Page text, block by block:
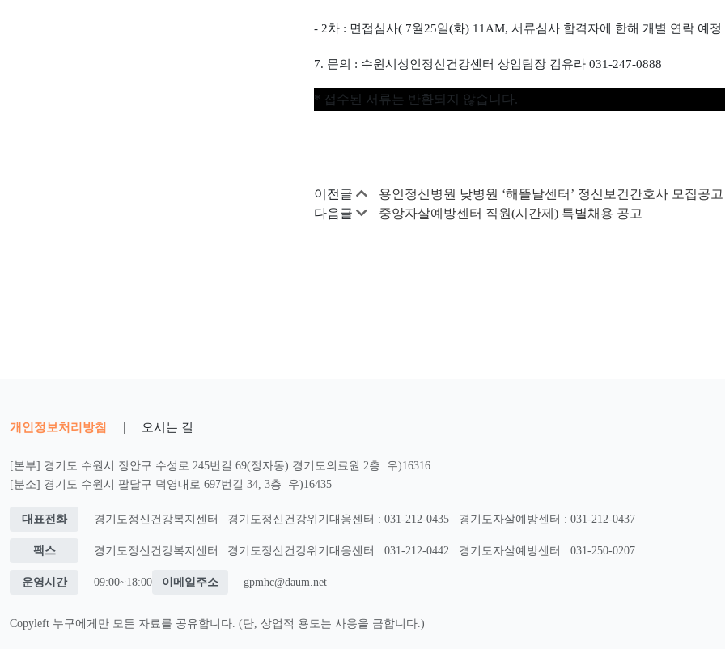
- 2차 : 면접심사( 7월25일(화) 11AM, 서류심사 합격자에 한해 개별 연락 예정
7. 문의 : 수원시성인정신건강센터 상임팀장 김유라 031-247-0888
* 접수된 서류는 반환되지 않습니다.
이전글
용인정신병원 낮병원 ‘해뜰날센터’ 정신보건간호사 모집공고
다음글
중앙자살예방센터 직원(시간제) 특별채용 공고
개인정보처리방침 | 오시는 길
[본부] 경기도 수원시 장안구 수성로 245번길 69(정자동) 경기도의료원 2층 우)16316
[분소] 경기도 수원시 팔달구 덕영대로 697번길 34, 3층 우)16435
대표전화 경기도정신건강복지센터 | 경기도정신건강위기대응센터 : 031-212-0435 경기도자살예방센터 : 031-212-0437
팩스 경기도정신건강복지센터 | 경기도정신건강위기대응센터 : 031-212-0442 경기도자살예방센터 : 031-250-0207
운영시간 09:00~18:00 이메일주소 gpmhc@daum.net
Copyleft 누구에게만 모든 자료를 공유합니다. (단, 상업적 용도는 사용을 금합니다.)